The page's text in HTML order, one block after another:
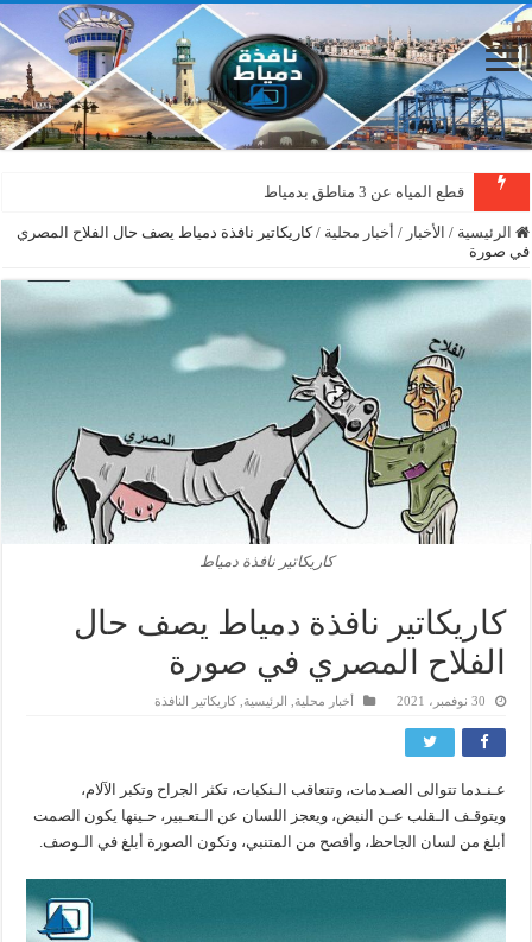
قطع المياه عن 3 مناطق بدمياط
الرئيسية / الأخبار / أخبار محلية / كاريكاتير نافذة دمياط يصف حال الفلاح المصري
في صورة
كاريكاتير نافذة دمياط
كاريكاتير نافذة دمياط يصف حال
الفلاح المصري في صورة
30 نوفمبر، 2021 أخبار محلية الرئيسية ,كاريكاتير النافذة
عـنـدما تتوالى الصـدمات، وتتعاقب الـنكبات، تكثر الجراح وتكبر الآلام،
ويتوقـف الـقلب عـن النبض، ويعجز اللسان عن الـتعـبير، حـينها يكون الصمت
أبلغ من لسان الجاحظ، وأفصح من المتنبي، وتكون الصورة أبلغ في الـوصف.